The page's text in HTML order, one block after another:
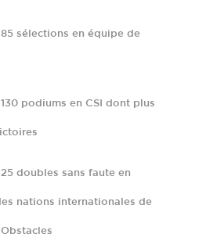
sélections en équipe de
podiums en CSI dont plus
doubles sans faute en
nations internationales de